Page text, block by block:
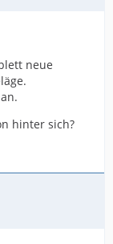
neue
hinter sich?